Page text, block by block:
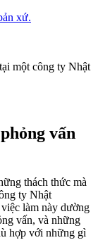
xứ.
một công ty Nhật
vấn
thách thức mà
ty Nhật
làm này dường
vấn, và những
hợp với những gì